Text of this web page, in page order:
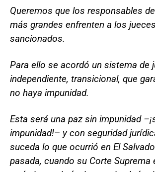
Queremos que los responsables
más grandes enfrenten a los
sancionados.
Para ello se acordó un sistema de
independiente, transicional, que
no haya impunidad.
Esta será una paz sin impunidad
impunidad!– y con seguridad
suceda lo que ocurrió en El
pasada, cuando su Corte Suprema